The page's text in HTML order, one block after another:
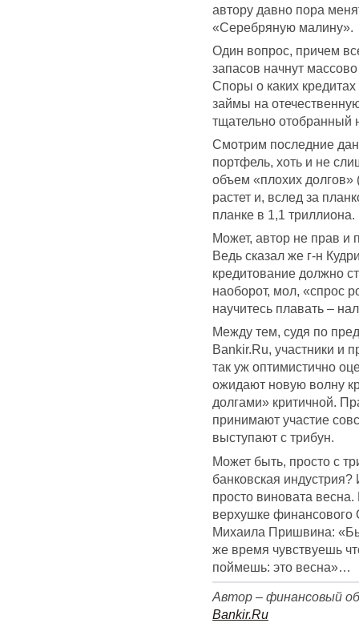
автору давно пора
«Серебряную малину».
Один вопрос, причем
запасов начнут
Споры о каких
займы на
тщательно отобранный
Смотрим последние
портфель, хоть и не
объем «плохих
растет и, вслед за
планке в 1,1 триллиона.
Может, автор не прав и
Ведь сказал же г-н
кредитование должно
наоборот, мол, «спрос
научитесь плавать –
Между тем, судя по
Bankir.Ru, участники и
так уж оптимистично
ожидают новую волну
долгами» критичной.
принимают участие
выступают с трибун.
Может быть, просто с
банковская
просто виновата
верхушке финансового
Михаила Пришвина:
же время чувствуешь
поймешь: это весна»…
Автор – финансовый
Bankir.Ru